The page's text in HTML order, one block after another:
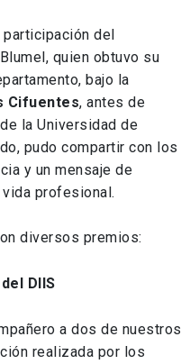
participación del
quien obtuvo su
bajo la
Cifuentes, antes de
la Universidad de
pudo compartir con los
y un mensaje de
profesional.
diversos premios:
DIIS
a dos de nuestros
realizada por los